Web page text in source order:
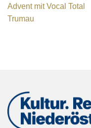
Advent mit Vocal Total
Trumau